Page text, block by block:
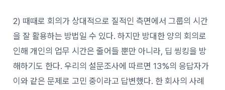
2) 때때로 회의가 상대적으로 질적인 측면에서 그룹의 시간
을 잘 활용하는 방법일 수 있다. 하지만 방대한 양의 회의로
인해 개인의 업무 시간은 줄어들 뿐만 아니라, 딥 씽킹을 방
해하기도 한다. 우리의 설문조사에 따르면 13%의 응답자가
이와 같은 문제로 고민 중이라고 답변했다. 한 회사의 사례